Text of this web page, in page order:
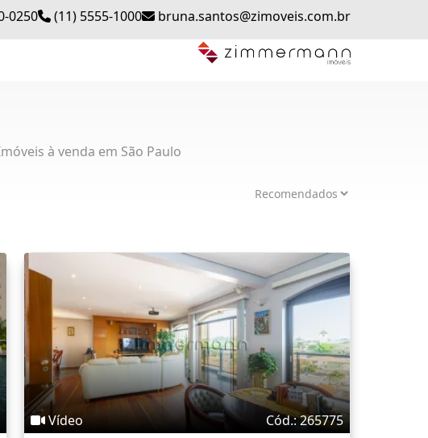
0250 (11) 5555-1000 bruna.santos@zimoveis.com.br
à venda em São Paulo
Vídeo Cód.: 265775